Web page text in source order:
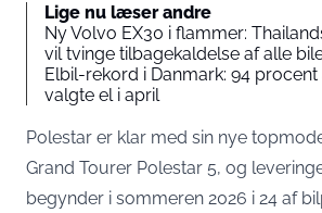
Lige nu læser andre
Ny Volvo EX30 i flammer:
vil tvinge tilbagekaldelse af alle
Elbil-rekord i Danmark: 94
valgte el i april
Polestar er klar med sin nye
Grand Tourer Polestar 5, og
begynder i sommeren 2026 i 24 af